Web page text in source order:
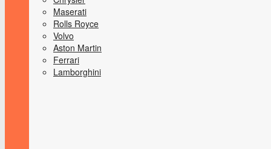
Maserati
Rolls Royce
Volvo
Aston Martin
Ferrari
Lamborghini